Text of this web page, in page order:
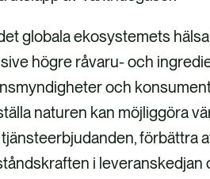
globala ekosystemets
högre råvaru- och
och
naturen kan möjliggöra
förbättra
i leveranskedjan